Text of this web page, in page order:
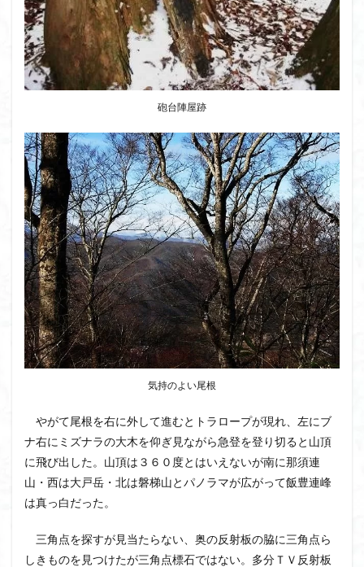
砲台陣屋跡
気持のよい尾根
やがて尾根を右に外して進むとトラロープが現れ、左にブ
ナ右にミズナラの大木を仰ぎ見ながら急登を登り切ると山頂
に飛び出した。山頂は３６０度とはいえないが南に那須連
山・西は大戸岳・北は磐梯山とパノラマが広がって飯豊連峰
は真っ白だった。
三角点を探すが見当たらない、奥の反射板の脇に三角点ら
しきものを見つけたが三角点標石ではない。多分ＴＶ反射板
信濃川上
佐野峠 佐野 佐竹寺
低山
伊香保温泉
伊豆大島 黒ブナ
検索